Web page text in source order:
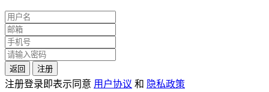
返回 注册
注册登录即表示同意 用户协议 和 隐私政策